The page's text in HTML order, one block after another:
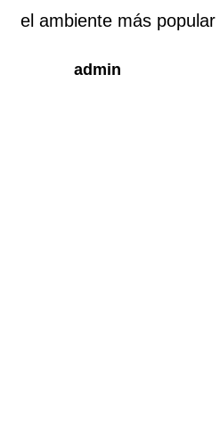
el ambiente más
admin